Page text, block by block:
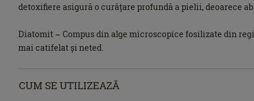
detoxifiere asigură o curățare profundă a pielii, deoarece
Diatomit – Compus din alge microscopice fosilizate din
mai catifelat și neted.
CUM SE UTILIZEAZĂ